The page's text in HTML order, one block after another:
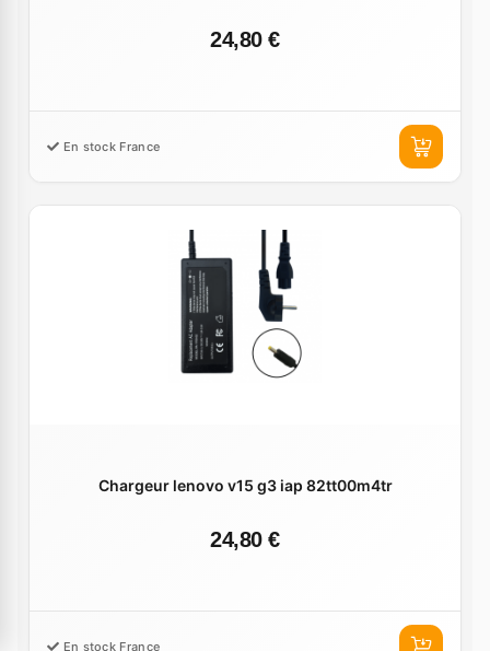
24,80 €
En stock France
Chargeur lenovo v15 g3 iap 82tt00m4tr
24,80 €
En stock France